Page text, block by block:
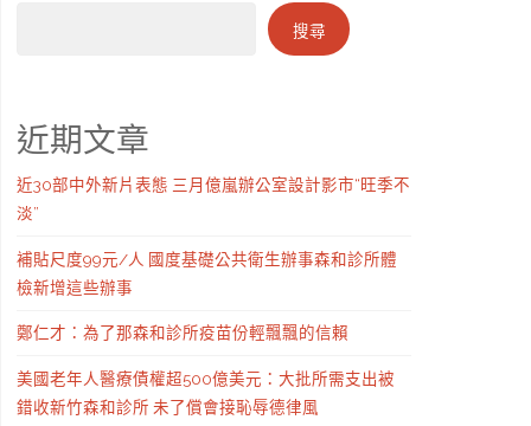
搜尋
近期文章
近30部中外新片表態 三月億嵐辦公室設計影市“旺季不
淡”
補貼尺度99元/人 國度基礎公共衛生辦事森和診所體
檢新增這些辦事
鄭仁才：為了那森和診所疫苗份輕飄飄的信賴
美國老年人醫療債權超500億美元：大批所需支出被
錯收新竹森和診所 未了償會接恥辱德律風